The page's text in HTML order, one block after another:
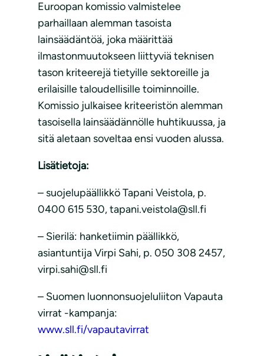
Euroopan komissio valmistelee
parhaillaan alemman tasoista
lainsäädäntöä, joka määrittää
ilmastonmuutokseen liittyviä teknisen
tason kriteerejä tietyille sektoreille ja
erilaisille taloudellisille toiminnoille.
Komissio julkaisee kriteeristön alemman
tasoisella lainsäädännölle huhtikuussa, ja
sitä aletaan soveltaa ensi vuoden alussa.
Lisätietoja:
– suojelupäällikkö Tapani Veistola, p.
0400 615 530, tapani.veistola@sll.fi
– Sierilä: hanketiimin päällikkö,
asiantuntija Virpi Sahi, p. 050 308 2457,
virpi.sahi@sll.fi
– Suomen luonnonsuojeluliiton Vapauta
virrat -kampanja:
www.sll.fi/vapautavirrat